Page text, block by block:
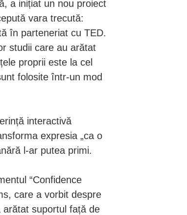
a inițiat un nou proiect
vara trecută:
în parteneriat cu TED.
studii care au arătat
proprii este la cel
folosite într-un mod
interactivă
expresia „ca o
l-ar putea primi.
“Confidence
care a vorbit despre
suportul față de